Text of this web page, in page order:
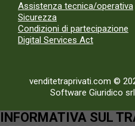
Assistenza tecnica/operativa
Sicurezza
Condizioni di partecipazione
Digital Services Act
venditetraprivati.com ©
Software Giuridico srl
INFORMATIVA SUL